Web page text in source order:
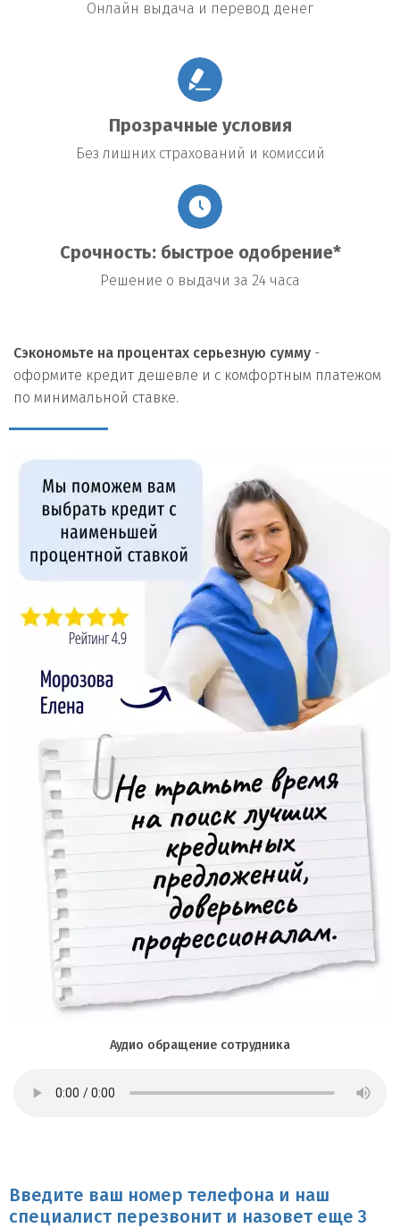
Онлайн выдача и перевод денег
Прозрачные условия
Без лишних страхований и комиссий
Срочность: быстрое одобрение*
Решение о выдачи за 24 часа
Сэкономьте на процентах серьезную сумму -
оформите кредит дешевле и с комфортным платежом
по минимальной ставке.
Аудио обращение сотрудника
Введите ваш номер телефона и наш
специалист перезвонит и назовет еще 3